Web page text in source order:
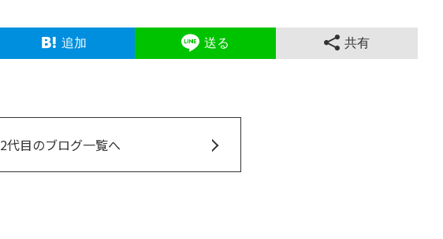
追加 送る 共有
2代目のブログ一覧へ